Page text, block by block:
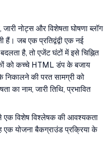
जारी नोट्स और विशेषता घोषणा ब्लॉग
जब एक प्रतिद्वंद्वी एक नई
है, तो एजेंट घंटों में इसे चिह्नित
को कच्चे HTML डंप के बजाय
निकालने की परत सामग्री को
का नाम, जारी तिथि, प्रभावित
एक विशेष विश्लेषक की आवश्यकता
योजना बैकग्राउंड प्रक्रिया के